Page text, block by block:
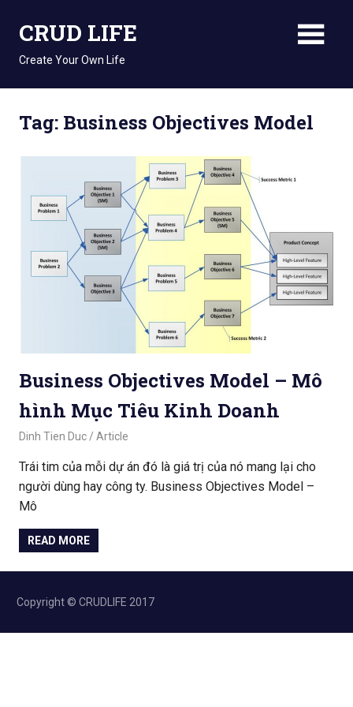
CRUD LIFE
Create Your Own Life
Tag: Business Objectives Model
Business Objectives Model – Mô
hình Mục Tiêu Kinh Doanh
March 22, 2020
Dinh Tien Duc Article
Trái tim của mỗi dự án đó là giá trị của nó mang lại cho
người dùng hay công ty. Business Objectives Model –
Mô
READ MORE
Copyright © CRUDLIFE 2017